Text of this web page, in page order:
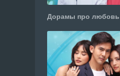
Дорамы про любовь